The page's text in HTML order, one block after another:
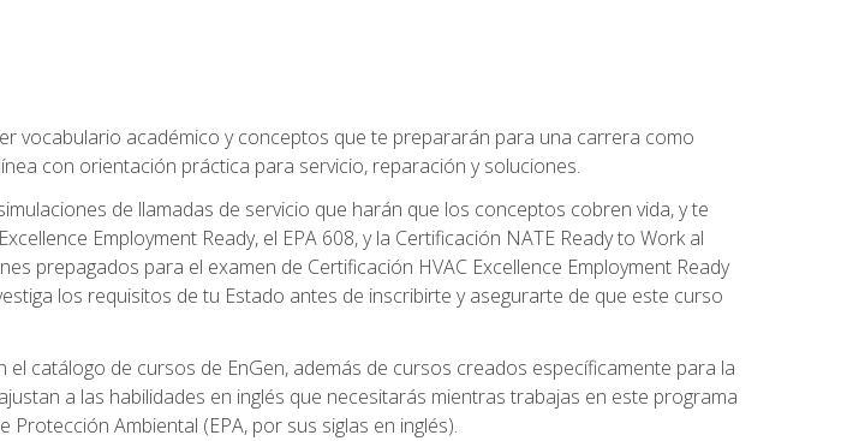
vocabulario académico y conceptos que te prepararán para una carrera como
con orientación práctica para servicio, reparación y soluciones.
de llamadas de servicio que harán que los conceptos cobren vida, y te
Employment Ready, el EPA 608, y la Certificación NATE Ready to Work al
prepagados para el examen de Certificación HVAC Excellence Employment Ready
los requisitos de tu Estado antes de inscribirte y asegurarte de que este curso
catálogo de cursos de EnGen, además de cursos creados específicamente para la
a las habilidades en inglés que necesitarás mientras trabajas en este programa
Ambiental (EPA, por sus siglas en inglés).